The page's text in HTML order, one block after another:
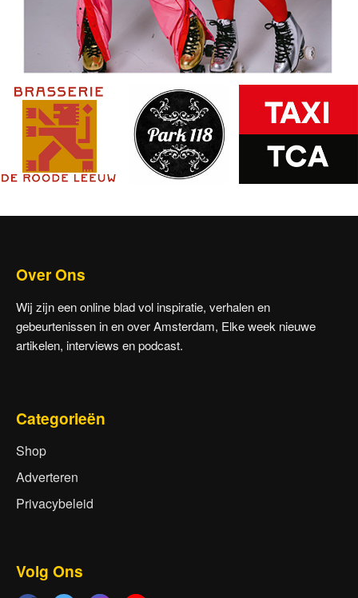
Over Ons
Wij zijn een online blad vol inspiratie, verhalen en
gebeurtenissen in en over Amsterdam, Elke week nieuwe
artikelen, interviews en podcast.
Categorieën
Shop
Adverteren
Privacybeleid
Volg Ons